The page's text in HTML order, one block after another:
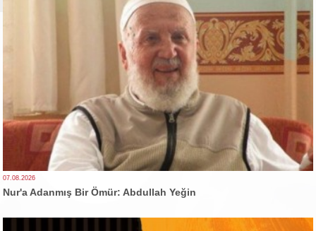
07.08.2026
Nur'a Adanmış Bir Ömür: Abdullah Yeğin